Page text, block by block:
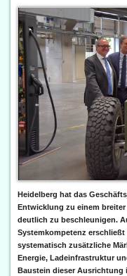
Heidelberg hat das
Entwicklung zu einem
deutlich zu beschleunigen.
Systemkompetenz
systematisch zusätzliche
Energie, Ladeinfrastruktur
Baustein dieser